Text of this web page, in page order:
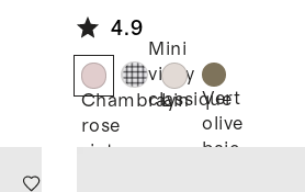
100 % lin
européen à
cordon de
serrage
4.9
Chambray
rose
vintage
Mini
vichy
classique
Lin
Vert
olive
baie